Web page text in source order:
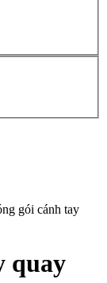
gói cánh tay
quay